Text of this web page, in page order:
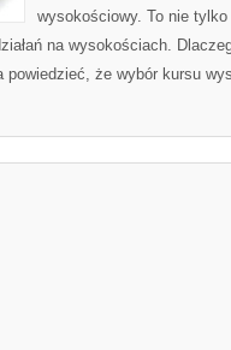
wysokościowy. To nie
na wysokościach.
powiedzieć, że wybór kursu